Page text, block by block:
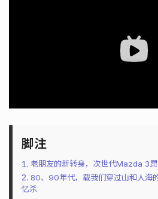
1 老朋友的新转身，次世代Mazda 3
2. 80、90年代，载我们穿过山和人海
忆杀